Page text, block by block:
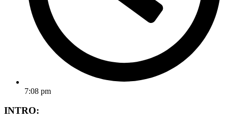
7:08 pm
INTRO: